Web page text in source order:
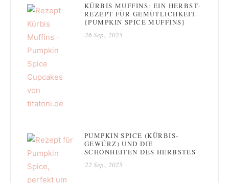
KÜRBIS MUFFINS: EIN HERBST-
REZEPT FÜR GEMÜTLICHKEIT.
{PUMPKIN SPICE MUFFINS}
26 Sep., 2025
PUMPKIN SPICE (KÜRBIS-
GEWÜRZ) UND DIE
SCHÖNHEITEN DES HERBSTES
22 Sep., 2025